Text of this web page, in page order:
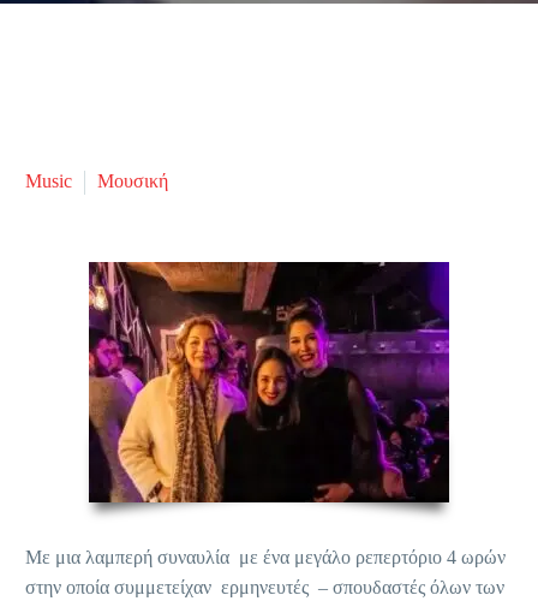
Music Μουσική
Με μια λαμπερή συναυλία με ένα μεγάλο ρεπερτόριο 4 ωρών
στην οποία συμμετείχαν ερμηνευτές – σπουδαστές όλων των